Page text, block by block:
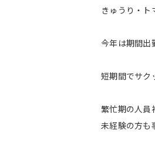
きゅうり・ト
今年は期間出
短期間でサク
繁忙期の人員
未経験の方も